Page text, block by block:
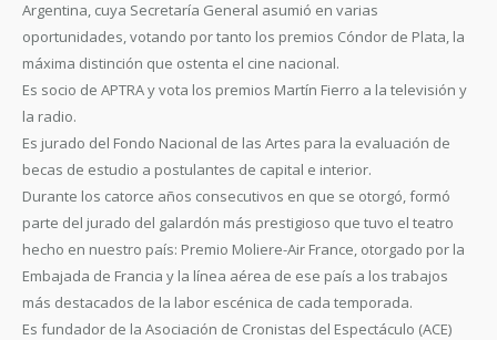
Argentina, cuya Secretaría General asumió en varias
oportunidades, votando por tanto los premios Cóndor de Plata, la
máxima distinción que ostenta el cine nacional.
Es socio de APTRA y vota los premios Martín Fierro a la televisión y
la radio.
Es jurado del Fondo Nacional de las Artes para la evaluación de
becas de estudio a postulantes de capital e interior.
Durante los catorce años consecutivos en que se otorgó, formó
parte del jurado del galardón más prestigioso que tuvo el teatro
hecho en nuestro país: Premio Moliere-Air France, otorgado por la
Embajada de Francia y la línea aérea de ese país a los trabajos
más destacados de la labor escénica de cada temporada.
Es fundador de la Asociación de Cronistas del Espectáculo (ACE)